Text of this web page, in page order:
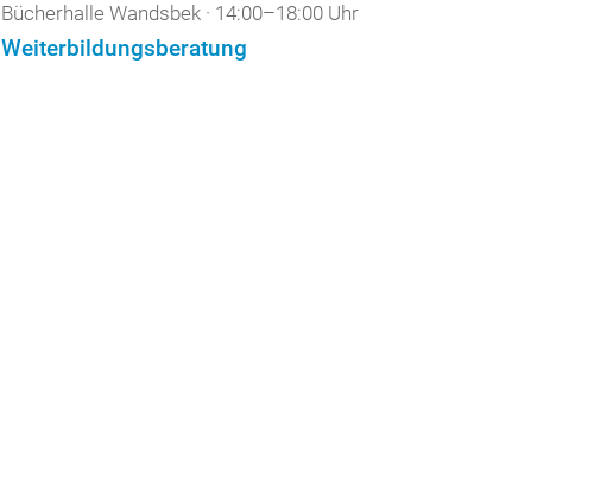
Bücherhalle Wandsbek · 14:00–18:00 Uhr
Weiterbildungsberatung